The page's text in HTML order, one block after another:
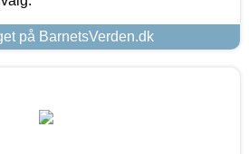
på BarnetsVerden.dk